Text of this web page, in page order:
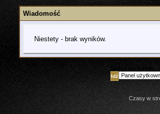
Wiadomość
Niestety - brak wyników.
Skocz do forum
Czasy w